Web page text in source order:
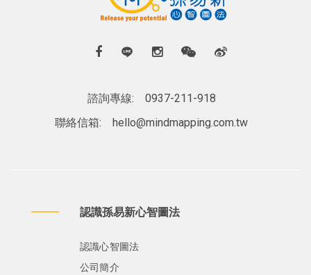
諮詢專線:
0937-211-918
聯絡信箱:
hello@mindmapping.com.tw
認識孫易新心智圖法
認識心智圖法
公司簡介